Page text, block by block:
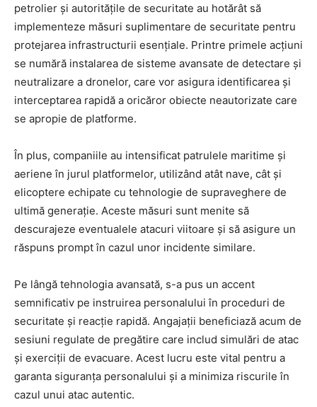
petrolier și autoritățile de securitate au hotărât să
implementeze măsuri suplimentare de securitate pentru
protejarea infrastructurii esențiale. Printre primele acțiuni
se numără instalarea de sisteme avansate de detectare și
neutralizare a dronelor, care vor asigura identificarea și
interceptarea rapidă a oricăror obiecte neautorizate care
se apropie de platforme.
În plus, companiile au intensificat patrulele maritime și
aeriene în jurul platformelor, utilizând atât nave, cât și
elicoptere echipate cu tehnologie de supraveghere de
ultimă generație. Aceste măsuri sunt menite să
descurajeze eventualele atacuri viitoare și să asigure un
răspuns prompt în cazul unor incidente similare.
Pe lângă tehnologia avansată, s-a pus un accent
semnificativ pe instruirea personalului în proceduri de
securitate și reacție rapidă. Angajații beneficiază acum de
sesiuni regulate de pregătire care includ simulări de atac
și exerciții de evacuare. Acest lucru este vital pentru a
garanta siguranța personalului și a minimiza riscurile în
cazul unui atac autentic.